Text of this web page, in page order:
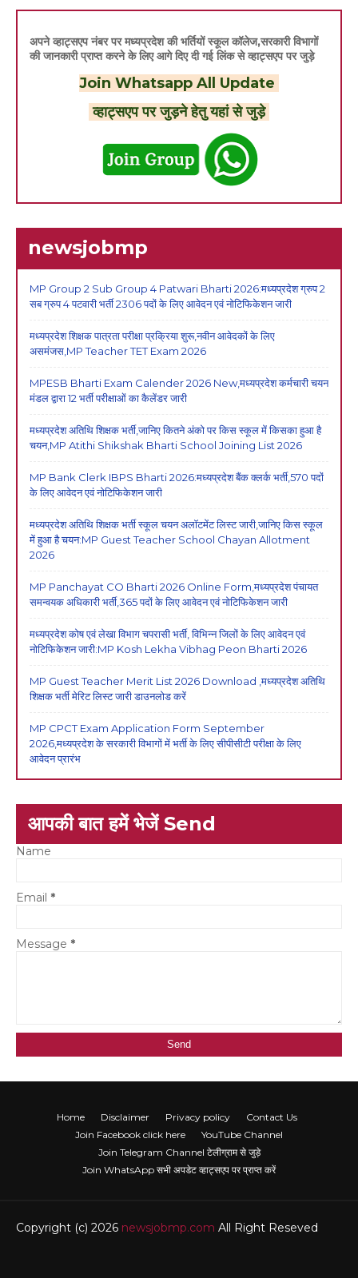
अपने व्हाट्सएप नंबर पर मध्यप्रदेश की भर्तियों स्कूल कॉलेज,सरकारी विभागों
की जानकारी प्राप्त करने के लिए आगे दिए दी गई लिंक से व्हाट्सएप पर जुड़े
Join Whatsapp All Update
व्हाट्सएप पर जुड़ने हेतु यहां से जुड़े
newsjobmp
MP Group 2 Sub Group 4 Patwari Bharti 2026:मध्यप्रदेश ग्रुप 2
सब ग्रुप 4 पटवारी भर्ती 2306 पदों के लिए आवेदन एवं नोटिफिकेशन जारी
मध्यप्रदेश शिक्षक पात्रता परीक्षा प्रक्रिया शुरू,नवीन आवेदकों के लिए
असमंजस,MP Teacher TET Exam 2026
MPESB Bharti Exam Calender 2026 New,मध्यप्रदेश कर्मचारी चयन
मंडल द्वारा 12 भर्ती परीक्षाओं का कैलेंडर जारी
मध्यप्रदेश अतिथि शिक्षक भर्ती,जानिए कितने अंको पर किस स्कूल में किसका हुआ है
चयन,MP Atithi Shikshak Bharti School Joining List 2026
MP Bank Clerk IBPS Bharti 2026:मध्यप्रदेश बैंक क्लर्क भर्ती,570 पदों
के लिए आवेदन एवं नोटिफिकेशन जारी
मध्यप्रदेश अतिथि शिक्षक भर्ती स्कूल चयन अलॉटमेंट लिस्ट जारी,जानिए किस स्कूल
में हुआ है चयन:MP Guest Teacher School Chayan Allotment
2026
MP Panchayat CO Bharti 2026 Online Form,मध्यप्रदेश पंचायत
समन्वयक अधिकारी भर्ती,365 पदों के लिए आवेदन एवं नोटिफिकेशन जारी
मध्यप्रदेश कोष एवं लेखा विभाग चपरासी भर्ती, विभिन्न जिलों के लिए आवेदन एवं
नोटिफिकेशन जारी:MP Kosh Lekha Vibhag Peon Bharti 2026
MP Guest Teacher Merit List 2026 Download ,मध्यप्रदेश अतिथि
शिक्षक भर्ती मेरिट लिस्ट जारी डाउनलोड करें
MP CPCT Exam Application Form September
2026,मध्यप्रदेश के सरकारी विभागों में भर्ती के लिए सीपीसीटी परीक्षा के लिए
आवेदन प्रारंभ
आपकी बात हमें भेजें Send
Name
Email *
Message *
Home Disclaimer Privacy policy
Contact Us
Join Facebook click here
YouTube Channel
Join Telegram Channel टेलीग्राम से जुड़े
Join WhatsApp सभी अपडेट व्हाट्सएप पर प्राप्त करें
Copyright (c) 2026 newsjobmp.com All Right Reseved